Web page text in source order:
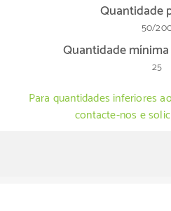
Quantidade
50/
Quantidade
25
Para quantidades inferiores
contacte-nos e